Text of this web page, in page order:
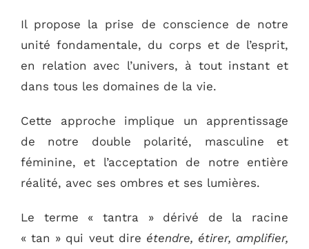
Contact
Il propose la prise de conscience de notre
unité fondamentale, du corps et de l’esprit,
en relation avec l’univers, à tout instant et
dans tous les domaines de la vie.
Cette approche implique un apprentissage
de notre double polarité, masculine et
féminine, et l’acceptation de notre entière
réalité, avec ses ombres et ses lumières.
Le terme « tantra » dérivé de la racine
« tan » qui veut dire étendre, étirer, amplifier,